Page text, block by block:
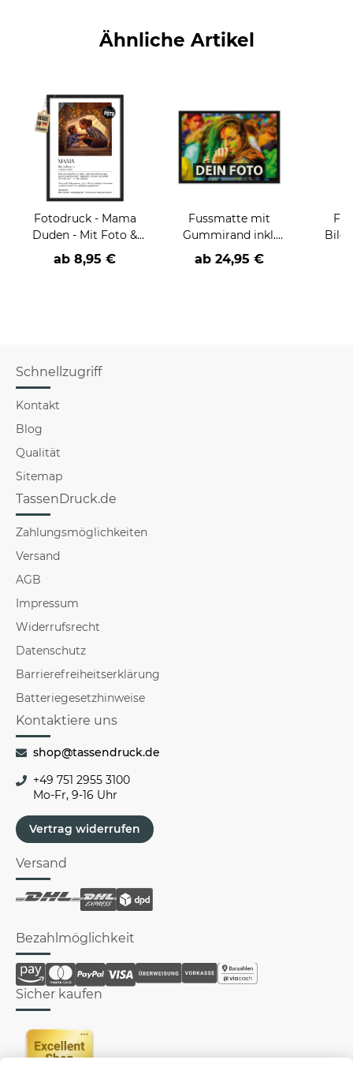
Ähnliche Artikel
Fotodruck - Mama
Duden - Mit Foto &
Name
ab 8,95 €
Fussmatte mit
Gummirand inkl.
Druck
ab 24,95 €
Schnellzugriff
Kontakt
Blog
Qualität
Sitemap
TassenDruck.de
Zahlungsmöglichkeiten
Versand
AGB
Impressum
Widerrufsrecht
Datenschutz
Barrierefreiheitserklärung
Batteriegesetzhinweise
Kontaktiere uns
shop@tassendruck.de
+49 751 2955 3100
Mo-Fr, 9-16 Uhr
Vertrag widerrufen
Versand
Bezahlmöglichkeit
Sicher kaufen